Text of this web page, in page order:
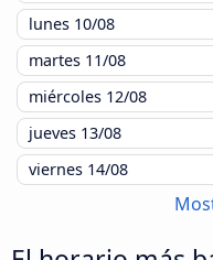
lunes 10/08
martes 11/08
miércoles 12/08
jueves 13/08
viernes 14/08